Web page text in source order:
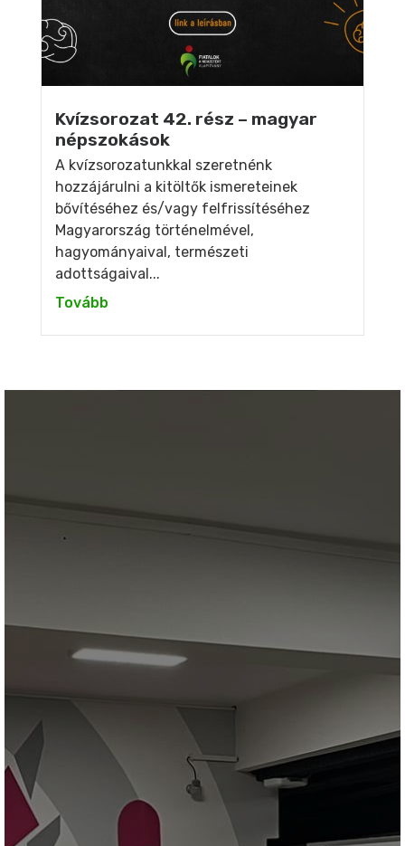
Kvízsorozat 42. rész – magyar
népszokások
A kvízsorozatunkkal szeretnénk
hozzájárulni a kitöltők ismereteinek
bővítéséhez és/vagy felfrissítéséhez
Magyarország történelmével,
hagyományaival, természeti
adottságaival...
Tovább